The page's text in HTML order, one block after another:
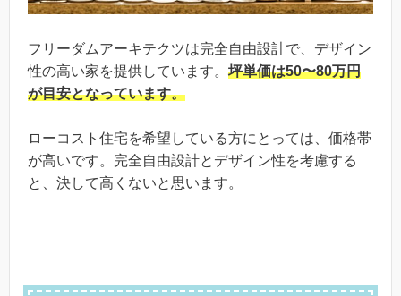
フリーダムアーキテクツは完全自由設計で、デザイン
性の高い家を提供しています。 坪単価は50〜80万円
が目安となっています。
ローコスト住宅を希望している方にとっては、価格帯
が高いです。完全自由設計とデザイン性を考慮する
と、決して高くないと思います。